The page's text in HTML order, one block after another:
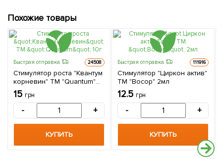
Похожие товары
Быстрая отправка 24508
Стимулятор роста "Квантум
корневин" ТМ "Quantum"
10г
15 грн
- +
КУПИТЬ
Быстрая отправка 111916
Стимулятор "Циркон актив"
ТМ "Восор" 2мл
12.5 грн
- +
КУПИТЬ